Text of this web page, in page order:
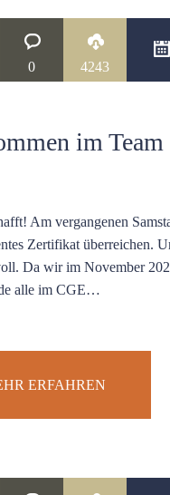
0 4243
im
Am vergangenen
Zertifikat überreichen.
Da wir im November
alle im CGE…
ERFAHREN